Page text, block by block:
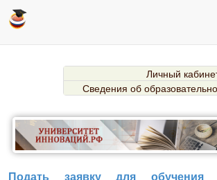
Личный
Сведения об
Подать заявку для обучения